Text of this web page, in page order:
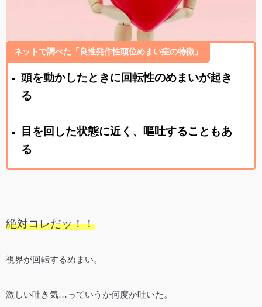
ネットで調べた「良性発作性頭位めまい症の特徴」
頭を動かしたときに回転性のめまいが起き
る
目を回した状態に近く、嘔吐することもあ
る
絶対コレだッ！！
視界が回転するめまい。
激しい吐き気…っていうか何度か吐いた。